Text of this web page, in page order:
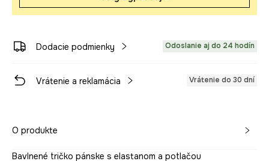
Dodacie podmienky Odoslanie aj do 24 hodín
Vrátenie a reklamácia Vrátenie do 30 dní
O produkte
Bavlnené tričko pánske s elastanom a potlačou